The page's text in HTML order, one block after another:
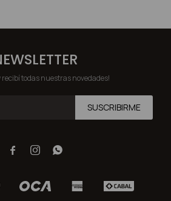
recibí todas nuestras novedades!
SUSCRIBIRME
  